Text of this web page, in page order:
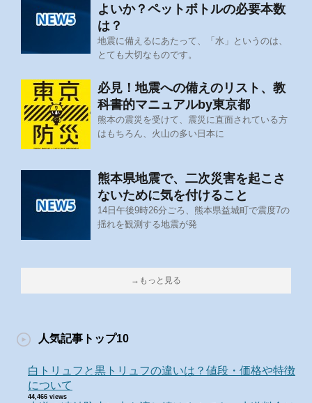
よいか？ペットボトルの必要本数
は？
地震に備えるにあたって、「水」というのは、
とても大切なものです。
必見！地震への備えのリスト、教
科書的マニュアルby東京都
熊本の震災を受けて、震災に直面されている方
はもちろん、火山の多い日本に
熊本県地震で、二次災害を起こさ
ないために気を付けること
14日午後9時26分ごろ、熊本県益城町で震度7の
揺れを観測する地震が発
→もっと見る
人気記事トップ10
白トリュフと黒トリュフの違いは？値段・価格や特徴
について
44,466 views